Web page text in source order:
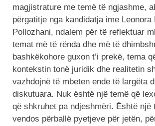
magjistrature me temë të ngjashme,
përgatitje nga kandidatja ime Leonora
Pollozhani, ndalem për të reflektuar
temat më të rënda dhe më të
bashkëkohore guxon t’i prekë, tema
kontekstin tonë juridik dhe realitetin
vazhdojnë të mbeten ende të largëta
diskutuara. Nuk është një temë që
që shkruhet pa ndjeshmëri. Është një
vendos përballë pyetjeve për jetën,